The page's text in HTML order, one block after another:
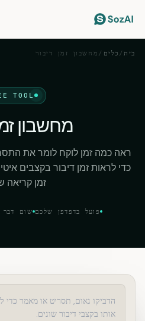
בית / כלים / מחשבון זמן דיבור
TOOL
מחשבון
ראה כמה זמן לוקח לומר את
כדי לראות זמן דיבור בקצבים
זמן קריאה
פועל בדפדפן שלכם שום דבר